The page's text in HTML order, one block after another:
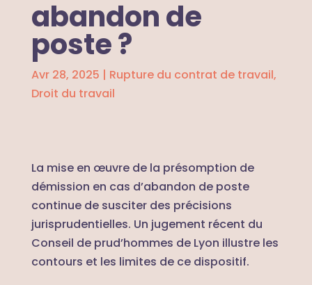
abandon de
poste ?
Avr 28, 2025 | Rupture du contrat de travail,
Droit du travail
La mise en œuvre de la présomption de
démission en cas d’abandon de poste
continue de susciter des précisions
jurisprudentielles. Un jugement récent du
Conseil de prud’hommes de Lyon illustre les
contours et les limites de ce dispositif.